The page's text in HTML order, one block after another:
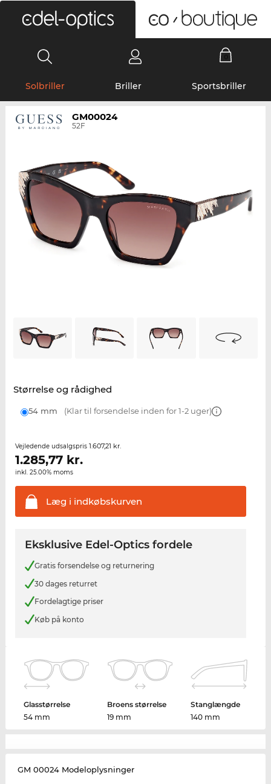
Solbriller Briller Sportsbriller
GM00024
52F
Størrelse og rådighed
54 mm (Klar til forsendelse inden for 1-2 uger)
Vejledende udsalgspris 1.607,21 kr.
1.285,77kr.
inkl. 25.00% moms
Læg i indkøbskurven
Eksklusive Edel-Optics fordele
Gratis forsendelse og returnering
30 dages returret
Fordelagtige priser
Køb på konto
Glasstørrelse
54 mm
Broens størrelse
19 mm
Stanglængde
140 mm
GM 00024 Modeloplysninger